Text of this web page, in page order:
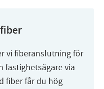
vi fiberanslutning för
fastighetsägare via
fiber får du hög